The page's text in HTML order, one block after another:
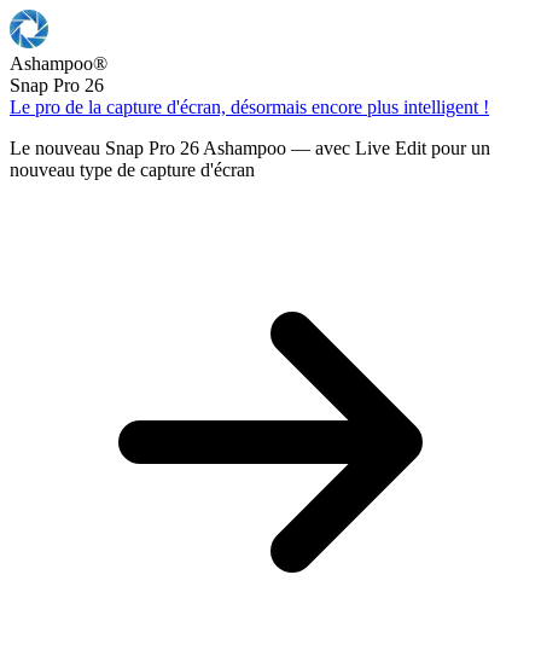
Ashampoo®
Snap Pro 26
Le pro de la capture d'écran, désormais encore plus intelligent !
Le nouveau Snap Pro 26 Ashampoo — avec Live Edit pour un
nouveau type de capture d'écran